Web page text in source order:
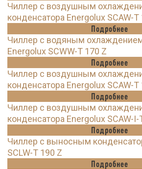
Чиллер с воздушным
конденсатора Energolux SCAW-T
Подробнее
Чиллер с водяным
Energolux SCWW-T 170 Z
Подробнее
Чиллер с воздушным
конденсатора Energolux SCAW-T
Подробнее
Чиллер с воздушным
конденсатора Energolux SCAW-I-
Подробнее
Чиллер с выносным
SCLW-T 190 Z
Подробнее